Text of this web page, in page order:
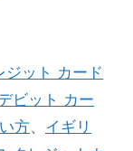
ジット カード
ビット カー
方、 イギリ